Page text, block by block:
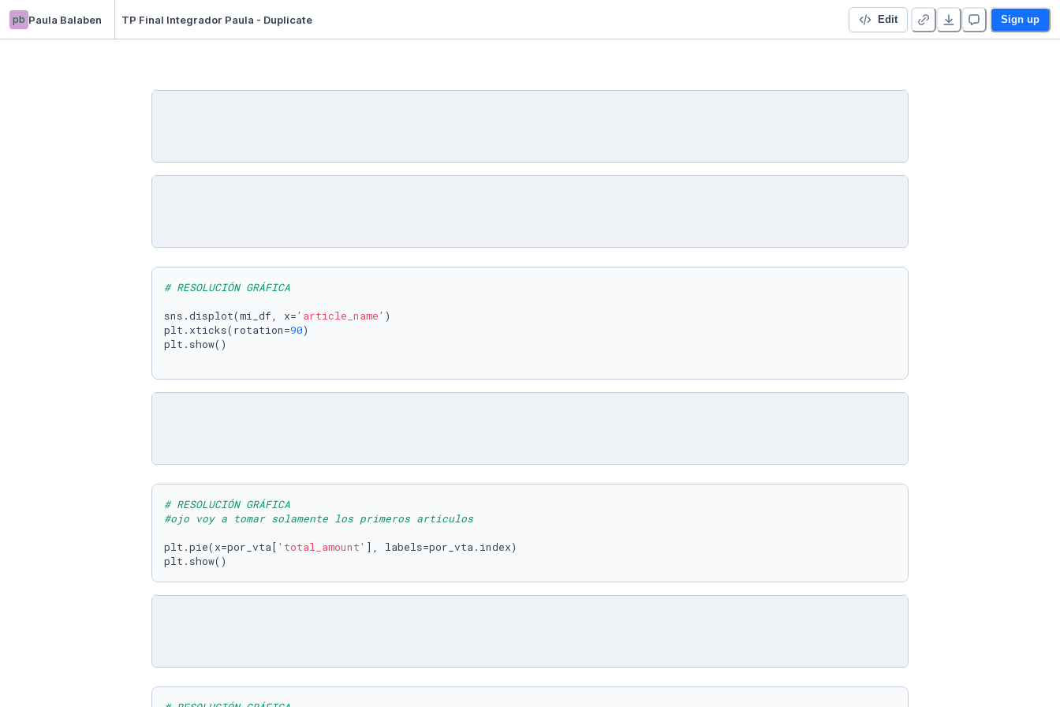
pb Paula Balaben TP Final Integrador Paula - Duplicate Edit Sign up
# RESOLUCIÓN GRÁFICA
sns.displot(mi_df, x='article_name' )
plt.xticks(rotation=90)
plt.show()
# RESOLUCIÓN GRÁFICA
#ojo voy a tomar solamente los primeros articulos
plt.pie(x=por_vta[ 'total_amount' ], labels=por_vta.index)